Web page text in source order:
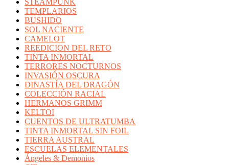
TEMPLARIOS
BUSHIDO
SOL NACIENTE
CAMELOT
REEDICION DEL RETO
TINTA INMORTAL
TERRORES NOCTURNOS
INVASIÓN OSCURA
DINASTÍA DEL DRAGÓN
COLECCIÓN RACIAL
HERMANOS GRIMM
KELTOI
CUENTOS DE ULTRATUMBA
TINTA INMORTAL SIN FOIL
TIERRA AUSTRAL
ESCUELAS ELEMENTALES
Ángeles & Demonios